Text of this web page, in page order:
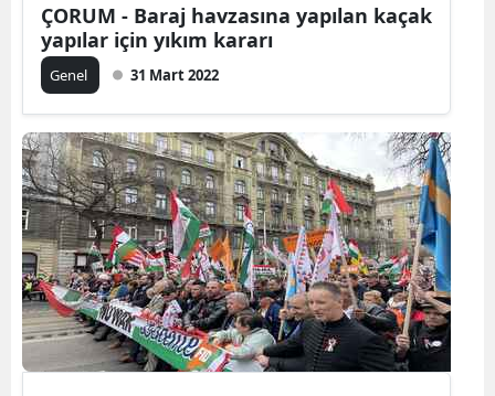
Yalova
Karabük
Kilis
Osmaniye
Düzce
ÇORUM - Baraj havzasına yapılan kaçak
yapılar için yıkım kararı
Genel 31 Mart 2022